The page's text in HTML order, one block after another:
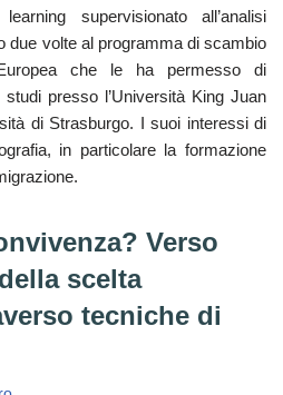
supervisionato all’analisi
due volte al programma di scambio
Europea che le ha permesso di
presso l’Università King Juan
di Strasburgo. I suoi interessi di
in particolare la formazione
Verso
scelta
tecniche di